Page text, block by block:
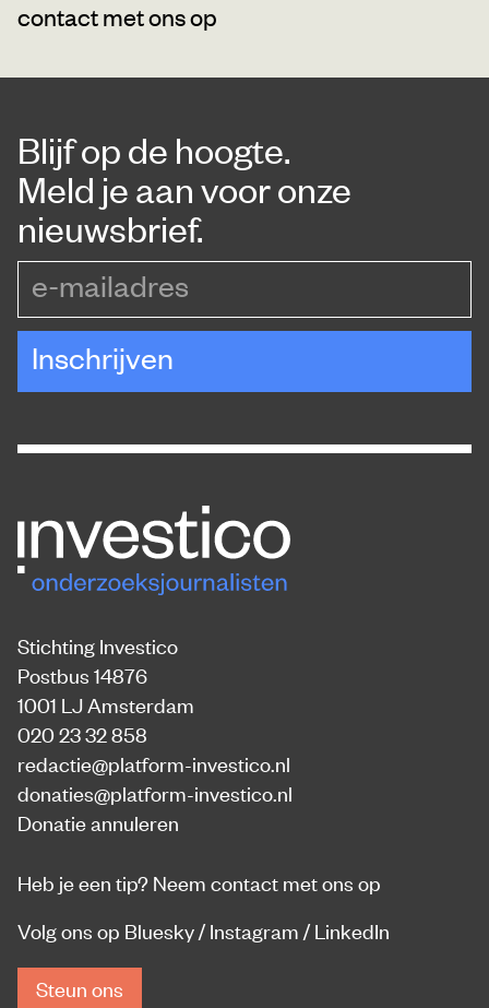
contact met ons op
Blijf op de hoogte.
Meld je aan voor onze
nieuwsbrief.
Inschrijven
Stichting Investico
Postbus 14876
1001 LJ Amsterdam
020 23 32 858
redactie@platform-investico.nl
donaties@platform-investico.nl
Donatie annuleren
Heb je een tip? Neem contact met ons op
Volg ons op Bluesky/ Instagram / LinkedIn
Steun ons